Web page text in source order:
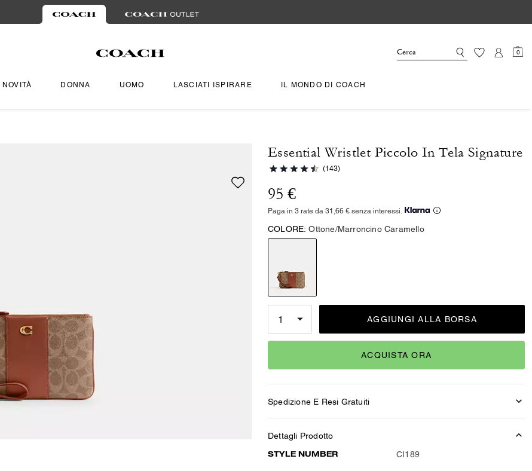
0
NOVITÀ DONNA UOMO LASCIATI ISPIRARE IL MONDO DI COACH
Essential Wristlet Piccolo In Tela Signature
(143)
95 €
Paga in 3 rate da 31,66 € senza interessi.
COLORE: Ottone/Marroncino Caramello
AGGIUNGI ALLA BORSA
ACQUISTA ORA
Spedizione E Resi Gratuiti
Dettagli Prodotto
STYLE NUMBER
CI189